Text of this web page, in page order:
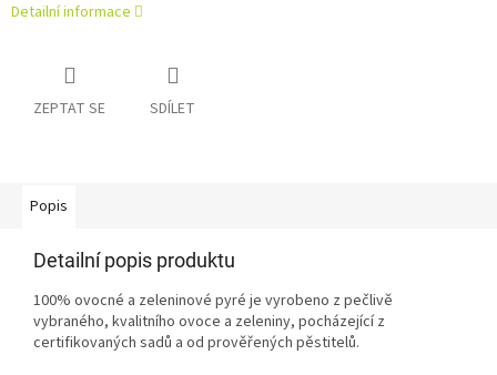
Detailní informace
ZEPTAT SE SDÍLET
Popis
Detailní popis produktu
100% ovocné a zeleninové pyré je vyrobeno z pečlivě
vybraného, kvalitního ovoce a zeleniny, pocházející z
certifikovaných sadů a od prověřených pěstitelů.